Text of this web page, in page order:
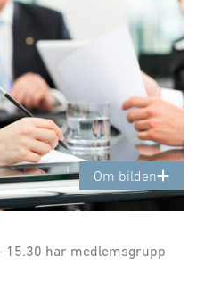
Om bilden
15.30 har medlemsgrupp